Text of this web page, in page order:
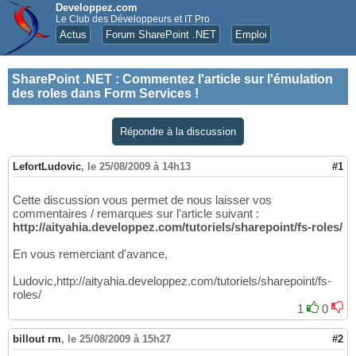
Developpez.com
Le Club des Développeurs et IT Pro
Actus Forum SharePoint .NET Emploi
SharePoint .NET : Commentez l'article sur l'émulation
des roles dans Form Services !
Répondre à la discussion
LefortLudovic, le 25/08/2009 à 14h13 #1
Cette discussion vous permet de nous laisser vos
commentaires / remarques sur l'article suivant :
http://aityahia.developpez.com/tutoriels/sharepoint/fs-roles/
En vous remerciant d'avance,
Ludovic,http://aityahia.developpez.com/tutoriels/sharepoint/fs-
roles/
1
0
billout rm, le 25/08/2009 à 15h27 #2